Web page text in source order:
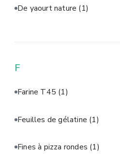
De yaourt nature (1)
F
Farine T45 (1)
Feuilles de gélatine (1)
Fines à pizza rondes (1)